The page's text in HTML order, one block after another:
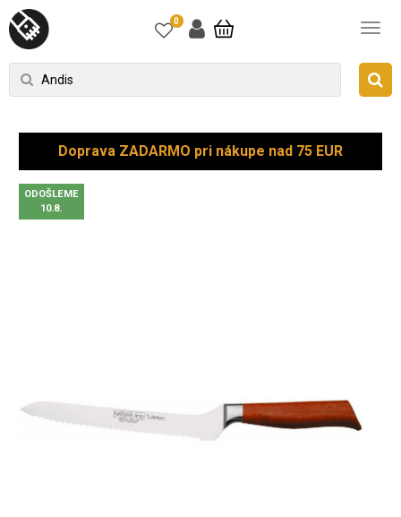
0
Doprava ZADARMO pri nákupe nad 75 EUR
ODOŠLEME
10.8.